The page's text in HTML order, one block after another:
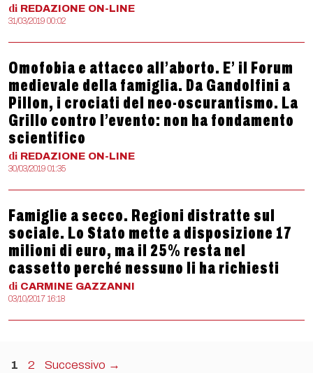
di REDAZIONE ON-LINE
31/03/2019 00:02
Omofobia e attacco all’aborto. E’ il Forum
medievale della famiglia. Da Gandolfini a
Pillon, i crociati del neo-oscurantismo. La
Grillo contro l’evento: non ha fondamento
scientifico
di REDAZIONE ON-LINE
30/03/2019 01:35
Famiglie a secco. Regioni distratte sul
sociale. Lo Stato mette a disposizione 17
milioni di euro, ma il 25% resta nel
cassetto perché nessuno li ha richiesti
di CARMINE GAZZANNI
03/10/2017 16:18
Pagina
1 Pagina
2 Successivo →